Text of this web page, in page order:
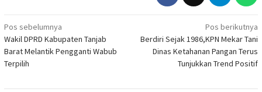
Navigasi
pos
Pos sebelumnya
Wakil DPRD Kabupaten Tanjab
Barat Melantik Pengganti Wabub
Terpilih
Pos berikutnya
Berdiri Sejak 1986,KPN Mekar Tani
Dinas Ketahanan Pangan Terus
Tunjukkan Trend Positif